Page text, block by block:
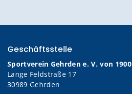
Geschäftsstelle
Sportverein Gehrden e. V. von 1900
Lange Feldstraße 17
30989 Gehrden